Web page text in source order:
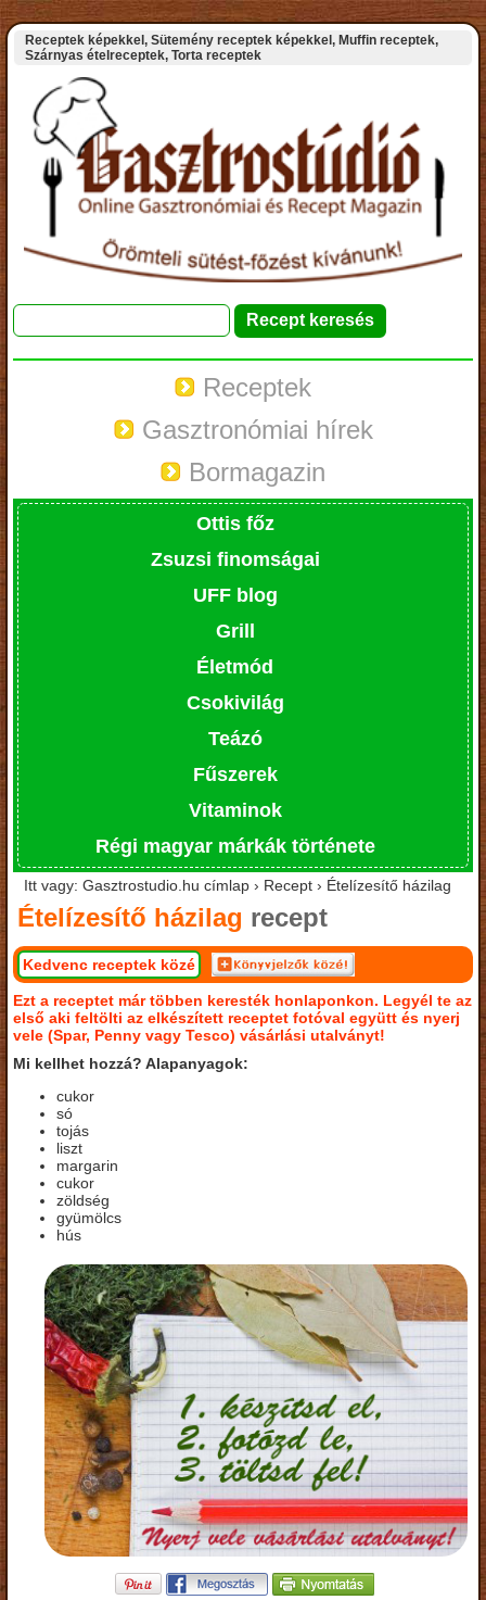
Receptek képekkel, Sütemény receptek képekkel, Muffin receptek,
Szárnyas ételreceptek, Torta receptek
Receptek
Gasztronómiai hírek
Bormagazin
Ottis főz
Zsuzsi finomságai
UFF blog
Grill
Életmód
Csokivilág
Teázó
Fűszerek
Vitaminok
Régi magyar márkák története
Itt vagy: Gasztrostudio.hu címlap › Recept › Ételízesítő házilag
Ételízesítő házilag recept
Kedvenc receptek közé
Ezt a receptet már többen keresték honlaponkon. Legyél te az
első aki feltölti az elkészített receptet fotóval együtt és nyerj
vele (Spar, Penny vagy Tesco) vásárlási utalványt!
Mi kellhet hozzá? Alapanyagok:
cukor
só
tojás
liszt
margarin
cukor
zöldség
gyümölcs
hús